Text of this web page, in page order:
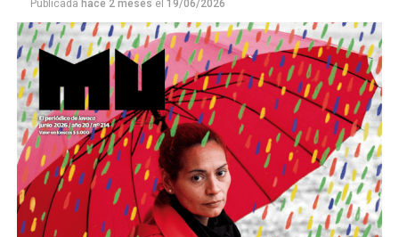
Este número 215 de MU ☝️viene con doble tapa, que
podría ser una frase:
Sin chamuyo, a remarla.
Descargar la Mu en PDF
Publicada hace 2 meses el 19/06/2026